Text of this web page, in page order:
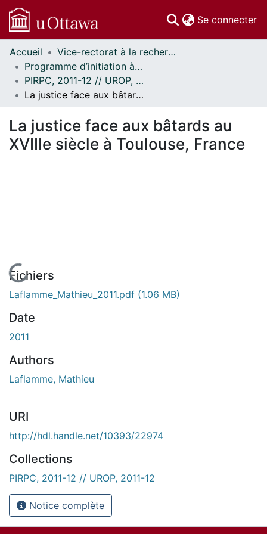
Se connecter
Communautés
et collections
Parcourir
Statistiques
À propos
Accueil
Vice-rectorat à la recherche // Office of the V-P, Research
Programme d’initiation à la recherche au premier cycle (PIRPC) // Undergraduate Research Opportunity Program (UROP)
PIRPC, 2011-12 // UROP, 2011-12
La justice face aux bâtards au XVIIIe siècle à Toulouse, France
La justice face aux bâtards au
XVIIIe siècle à Toulouse, France
En cours de chargement...
Fichiers
Laflamme_Mathieu_2011.pdf (1.06 MB)
Date
2011
Authors
Laflamme, Mathieu
URI
http://hdl.handle.net/10393/22974
Collections
PIRPC, 2011-12 // UROP, 2011-12
Notice complète